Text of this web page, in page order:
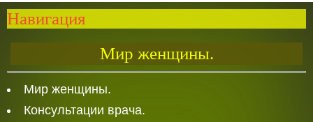
Навигация
Мир женщины.
Мир женщины.
Консультации врача.